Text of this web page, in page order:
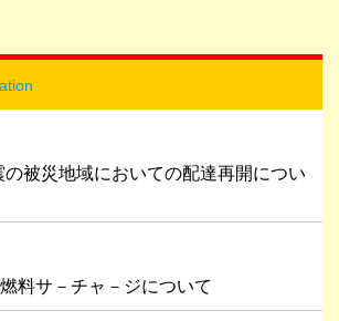
被災地域においての配達再開につい
料サ－チャ－ジについて